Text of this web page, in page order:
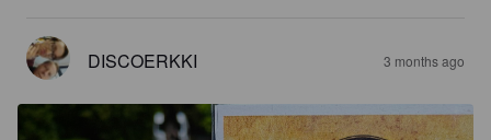
DISCOERKKI 3 months ago